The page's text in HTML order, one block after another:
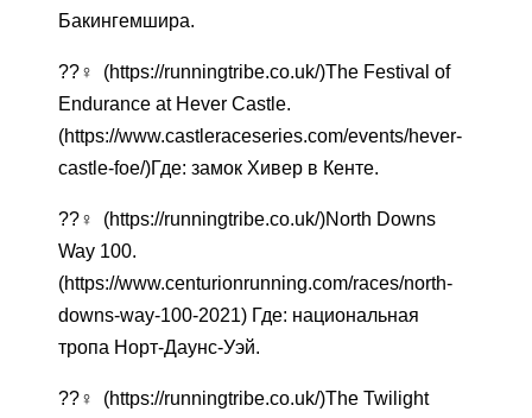
Бакингемшира.
??‍♀️ (https://runningtribe.co.uk/)The Festival of
Endurance at Hever Castle.
(https://www.castleraceseries.com/events/hever-
castle-foe/)Где: замок Хивер в Кенте.
??‍♀️ (https://runningtribe.co.uk/)North Downs
Way 100.
(https://www.centurionrunning.com/races/north-
downs-way-100-2021) Где: национальная
тропа Норт-Даунс-Уэй.
??‍♀️ (https://runningtribe.co.uk/)The Twilight